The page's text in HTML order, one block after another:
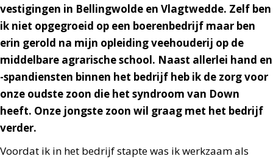
vestigingen in Bellingwolde en Vlagtwedde. Zelf ben
ik niet opgegroeid op een boerenbedrijf maar ben
erin gerold na mijn opleiding veehouderij op de
middelbare agrarische school. Naast allerlei hand en
-spandiensten binnen het bedrijf heb ik de zorg voor
onze oudste zoon die het syndroom van Down
heeft. Onze jongste zoon wil graag met het bedrijf
verder.
Voordat ik in het bedrijf stapte was ik werkzaam als